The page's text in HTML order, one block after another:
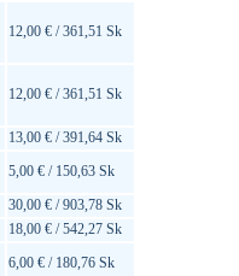
12,00 € / 361,51 Sk
12,00 € / 361,51 Sk
13,00 € / 391,64 Sk
5,00 € / 150,63 Sk
30,00 € / 903,78 Sk
18,00 € / 542,27 Sk
6,00 € / 180,76 Sk